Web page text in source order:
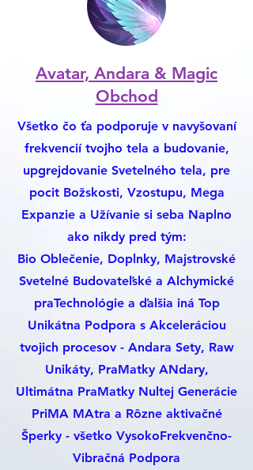
Avatar, Andara & Magic
Obchod
Všetko čo ťa podporuje v navyšovaní
frekvencií tvojho tela a budovanie,
upgrejdovanie Svetelného tela, pre
pocit Božskosti, Vzostupu, Mega
Expanzie a Užívanie si seba Naplno
ako nikdy pred tým:
Bio Oblečenie, Doplnky, Majstrovské
Svetelné Budovateľské a Alchymické
praTechnológie a ďalšia iná Top
Unikátna Podpora s Akceleráciou
tvojich procesov - Andara Sety, Raw
Unikáty, PraMatky ANdary,
Ultimátna PraMatky Nultej Generácie
PriMA MAtra a Rôzne aktivačné
Šperky - všetko VysokoFrekvenčno-
Vibračná Podpora